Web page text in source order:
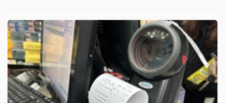
TIÊU
DÙNG
KHÔNG
THIẾT